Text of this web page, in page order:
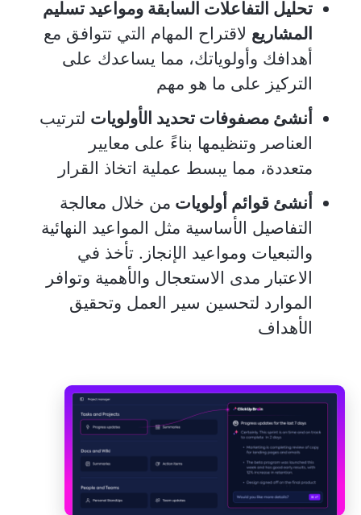
تحليل التفاعلات السابقة ومواعيد تسليم
المشاريع لاقتراح المهام التي تتوافق مع
أهدافك وأولوياتك، مما يساعدك على
التركيز على ما هو مهم
أنشئ مصفوفات تحديد الأولويات لترتيب
العناصر وتنظيمها بناءً على معايير
متعددة، مما يبسط عملية اتخاذ القرار
أنشئ قوائم أولويات من خلال معالجة
التفاصيل الأساسية مثل المواعيد النهائية
والتبعيات ومواعيد الإنجاز. تأخذ في
الاعتبار مدى الاستعجال والأهمية وتوافر
الموارد لتحسين سير العمل وتحقيق
الأهداف